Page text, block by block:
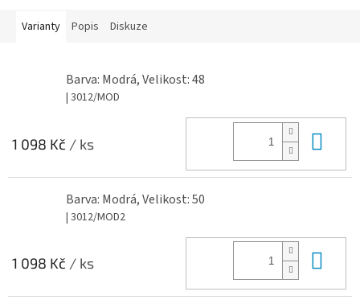
Varianty Popis Diskuze
Barva: Modrá, Velikost: 48
| 3012/MOD
1 098 Kč / ks
Barva: Modrá, Velikost: 50
| 3012/MOD2
1 098 Kč / ks